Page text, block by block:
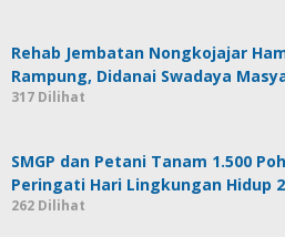
Politik
Teknologi
2026
oleh
admin
Rehab Jembatan Nongkojajar
Rampung, Didanai Swadaya
317 Dilihat
SMGP dan Petani Tanam 1.500
Peringati Hari Lingkungan Hidup
262 Dilihat